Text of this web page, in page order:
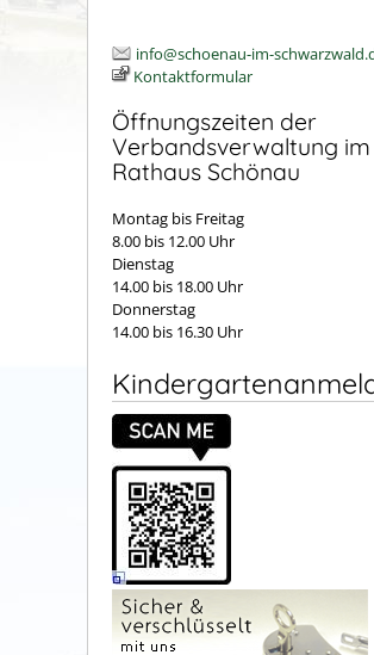
info@schoenau-im-
Kontaktformular
Öffnungszeiten der
Verbandsverwaltung im
Rathaus Schönau
Montag bis Freitag
8.00 bis 12.00 Uhr
Dienstag
14.00 bis 18.00 Uhr
Donnerstag
14.00 bis 16.30 Uhr